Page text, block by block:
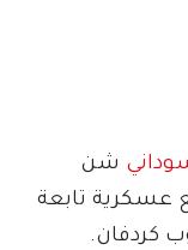
شن
عسكرية تابعة
كردفان.